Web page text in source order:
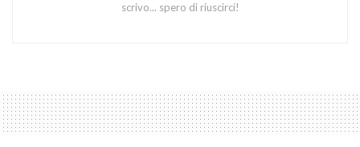
scrivo... spero di riuscirci!